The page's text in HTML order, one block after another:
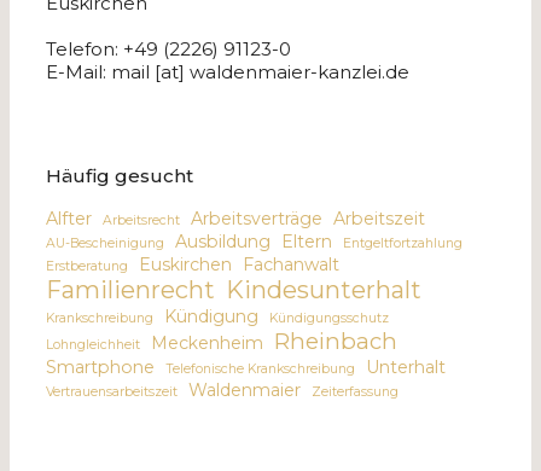
Telefon: +49 (2226) 91123-0
E-Mail: mail [at] waldenmaier-kanzlei.de
Häufig gesucht
Alfter Arbeitsrecht Arbeitsverträge Arbeitszeit
AU-Bescheinigung Ausbildung Eltern
Entgeltfortzahlung
Erstberatung
Euskirchen Fachanwalt
Familienrecht Kindesunterhalt
Krankschreibung Kündigung
Kündigungsschutz
Lohngleichheit
Meckenheim Rheinbach
Smartphone Telefonische Krankschreibung Unterhalt
Vertrauensarbeitszeit Waldenmaier Zeiterfassung